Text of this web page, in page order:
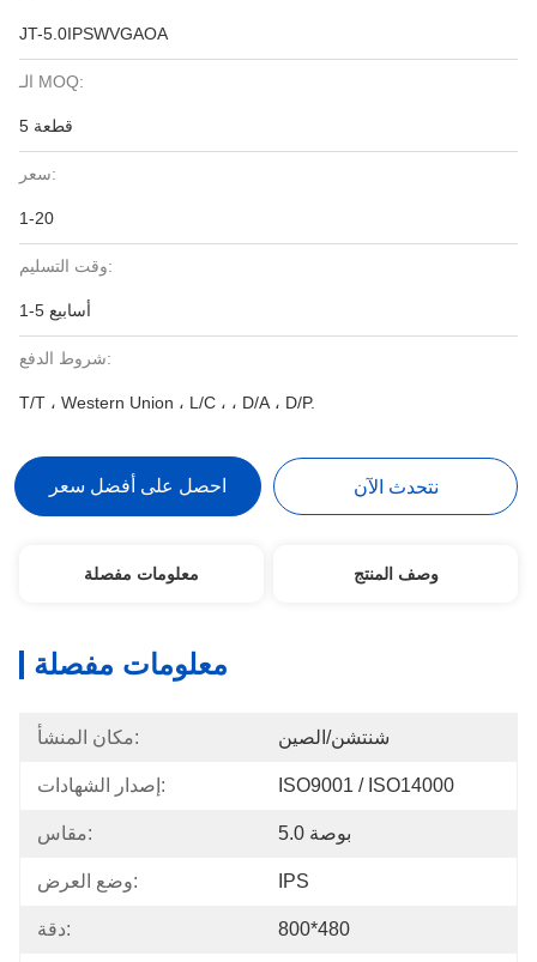
JT-5.0IPSWVGAOA
الـ MOQ:
5 قطعة
سعر:
1-20
وقت التسليم:
1-5 أسابيع
شروط الدفع:
T/T ، Western Union ، L/C ، ، D/A ، D/P.
احصل على أفضل سعر نتحدث الآن
معلومات مفصلة وصف المنتج
معلومات مفصلة
مكان المنشأ: شنتشن/الصين
إصدار الشهادات: ISO9001 / ISO14000
مقاس: 5.0 بوصة
وضع العرض: IPS
دقة: 800*480